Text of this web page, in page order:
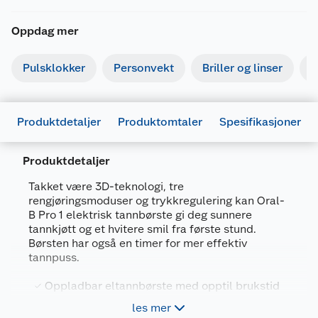
Oppdag mer
Pulsklokker Personvekt Briller og linser
Produktdetaljer Produktomtaler Spesifikasjoner
Produktdetaljer
Takket være 3D-teknologi, tre
rengjøringsmoduser og trykkregulering kan Oral-
B Pro 1 elektrisk tannbørste gi deg sunnere
tannkjøtt og et hvitere smil fra første stund.
Børsten har også en timer for mer effektiv
tannpuss.
Oppladbar eltannbørste med opptil brukstid
les mer
Generelt
Artikkelnummer
8006540771914